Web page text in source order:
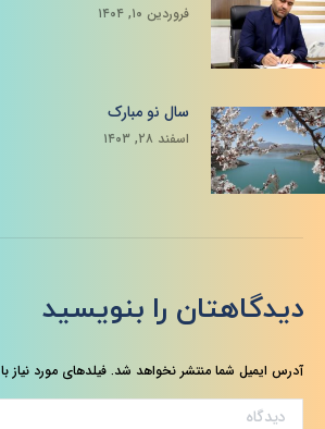
فروردین ۱۰, ۱۴۰۴
سال نو مبارک
اسفند ۲۸, ۱۴۰۳
دیدگاهتان را بنویسید
آدرس ایمیل شما منتشر نخواهد شد. فیلدهای مورد نیاز با
دیدگاه